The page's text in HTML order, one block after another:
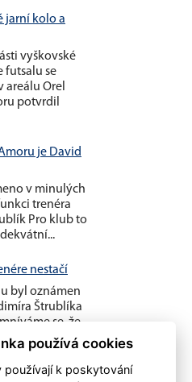
jarní kolo a
vyškovské
futsalu se
areálu Orel
potvrdil
je David
v minulých
trenéra
Pro klub to
nestačí
byl oznámen
Štrublíka
se, že
nestačí....
používá cookies
k poskytování